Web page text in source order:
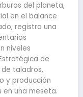
del planeta,
en el balance
registra una
niveles
de
taladros,
y producción
una meseta.